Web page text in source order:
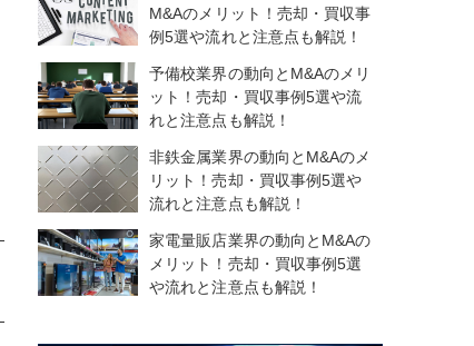
M&Aのメリット！売却・買収事
例5選や流れと注意点も解説！
予備校業界の動向とM&Aのメリ
ット！売却・買収事例5選や流
れと注意点も解説！
非鉄金属業界の動向とM&Aのメ
リット！売却・買収事例5選や
流れと注意点も解説！
家電量販店業界の動向とM&Aの
メリット！売却・買収事例5選
や流れと注意点も解説！